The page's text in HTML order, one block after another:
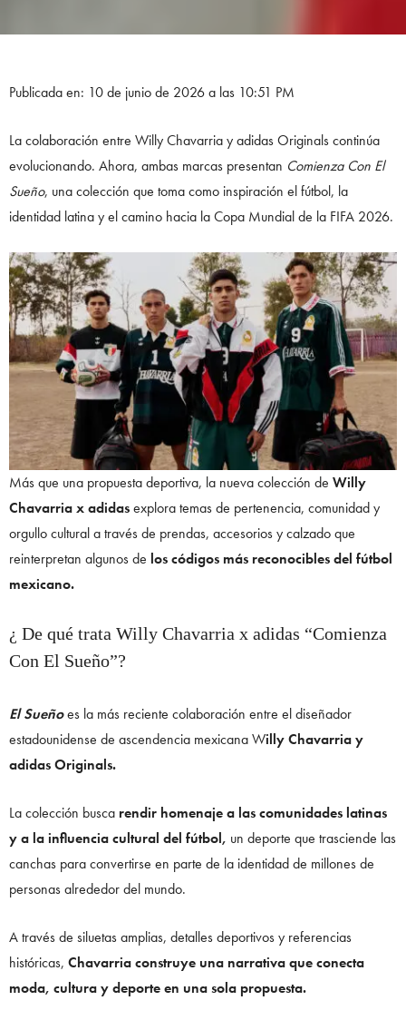
Publicada en: 10 de junio de 2026 a las 10:51 PM
La colaboración entre Willy Chavarria y adidas Originals continúa
evolucionando. Ahora, ambas marcas presentan Comienza Con El
Sueño, una colección que toma como inspiración el fútbol, la
identidad latina y el camino hacia la Copa Mundial de la FIFA 2026.
Más que una propuesta deportiva, la nueva colección de Willy
Chavarria x adidasexplora temas de pertenencia, comunidad y
orgullo cultural a través de prendas, accesorios y calzado que
reinterpretan algunos de los códigos más reconocibles del fútbol
mexicano.
¿ De qué trata Willy Chavarria x adidas “Comienza
Con El Sueño”?
El Sueñoes la más reciente colaboración entre el diseñador
estadounidense de ascendencia mexicana Willy Chavarria y
adidas Originals.
La colección busca rendir homenaje a las comunidades latinas
y a la influencia cultural del fútbol, un deporte que trasciende las
canchas para convertirse en parte de la identidad de millones de
personas alrededor del mundo.
A través de siluetas amplias, detalles deportivos y referencias
históricas, Chavarria construye una narrativa que conecta
moda, cultura y deporte en una sola propuesta.